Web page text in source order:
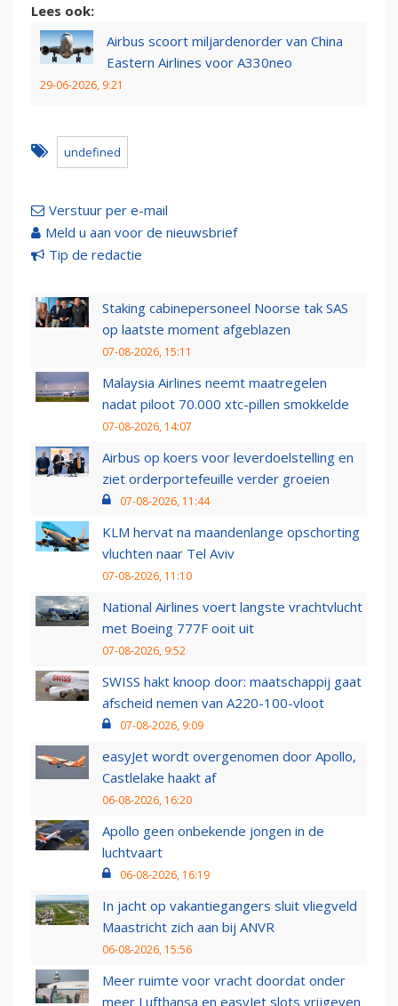
Lees ook:
Airbus scoort miljardenorder van China
Eastern Airlines voor A330neo
29-06-2026, 9:21
undefined
Verstuur per e-mail
Meld u aan voor de nieuwsbrief
Tip de redactie
Staking cabinepersoneel Noorse tak SAS
op laatste moment afgeblazen
07-08-2026, 15:11
Malaysia Airlines neemt maatregelen
nadat piloot 70.000 xtc-pillen smokkelde
07-08-2026, 14:07
Airbus op koers voor leverdoelstelling en
ziet orderportefeuille verder groeien
07-08-2026, 11:44
KLM hervat na maandenlange opschorting
vluchten naar Tel Aviv
07-08-2026, 11:10
National Airlines voert langste vrachtvlucht
met Boeing 777F ooit uit
07-08-2026, 9:52
SWISS hakt knoop door: maatschappij gaat
afscheid nemen van A220-100-vloot
07-08-2026, 9:09
easyJet wordt overgenomen door Apollo,
Castlelake haakt af
06-08-2026, 16:20
Apollo geen onbekende jongen in de
luchtvaart
06-08-2026, 16:19
In jacht op vakantiegangers sluit vliegveld
Maastricht zich aan bij ANVR
06-08-2026, 15:56
Meer ruimte voor vracht doordat onder
meer Lufthansa en easyJet slots vrijgeven